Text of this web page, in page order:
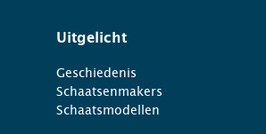
Uitgelicht
Geschiedenis
Schaatsenmakers
Schaatsmodellen